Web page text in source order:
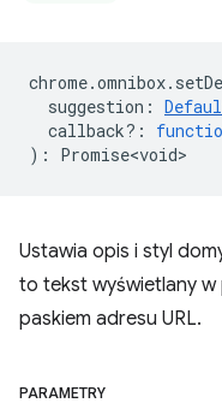
chrome.omnibox.
suggestion :
callback? :
) : Promise<void>
Ustawia opis i styl
to tekst wyświetlany w
paskiem adresu URL.
PARAMETRY